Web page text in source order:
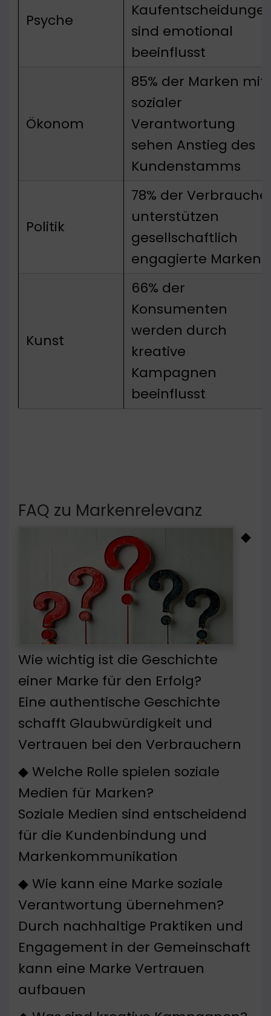
Psyche
sind emotional
beeinflusst
Ökonom
85% der Marken mit
sozialer
Verantwortung
sehen Anstieg des
Kundenstamms
Politik
78% der
unterstützen
gesellschaftlich
engagierte Marken
Kunst
66% der
Konsumenten
werden durch
kreative
Kampagnen
beeinflusst
FAQ zu Markenrelevanz
◆
Wie wichtig ist die Geschichte
einer Marke für den Erfolg?
Eine authentische Geschichte
schafft Glaubwürdigkeit und
Vertrauen bei den Verbrauchern
◆ Welche Rolle spielen soziale
Medien für Marken?
Soziale Medien sind entscheidend
für die Kundenbindung und
Markenkommunikation
◆ Wie kann eine Marke soziale
Verantwortung übernehmen?
Durch nachhaltige Praktiken und
Engagement in der Gemeinschaft
kann eine Marke Vertrauen
aufbauen